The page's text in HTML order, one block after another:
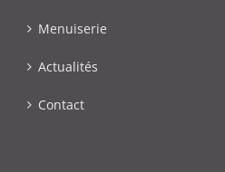
Menuiserie
Actualités
Contact